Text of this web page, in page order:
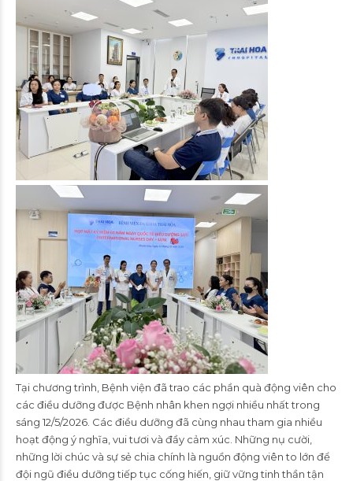
Tại chương trình, Bệnh viện đã trao các phần quà động viên cho
các điều dưỡng được Bệnh nhân khen ngợi nhiều nhất trong
sáng 12/5/2026. Các điều dưỡng đã cùng nhau tham gia nhiều
hoạt động ý nghĩa, vui tươi và đầy cảm xúc. Những nụ cười,
những lời chúc và sự sẻ chia chính là nguồn động viên to lớn để
đội ngũ điều dưỡng tiếp tục cống hiến, giữ vững tinh thần tận